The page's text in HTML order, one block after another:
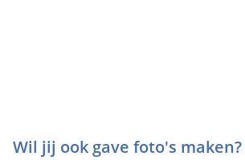
Wil jij ook gave foto's maken?